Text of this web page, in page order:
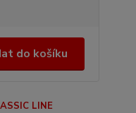
do košíku
LINE